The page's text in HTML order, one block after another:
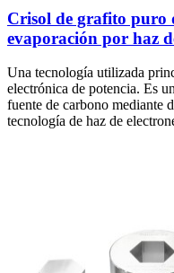
Crisol de grafito puro
evaporación por haz
Una tecnología utilizada
electrónica de potencia. Es
fuente de carbono mediante
tecnología de haz de